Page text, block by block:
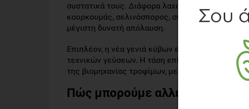
συστατικά τους. Διάφορα λαχανικά όπως
κουρκουμάς, σελινόσπορος, σελινόριζα, πιπέρι
μέγιστη δυνατή απόλαυση.
Επιπλέον, η νέα γενιά κύβων είναι ελεύθερη
τεχνικών γεύσεων. Η τάση επίσης για
της βιομηχανίας τροφίμων, με αποτέλεσμα οι
Πώς μπορούμε αλλιώς να